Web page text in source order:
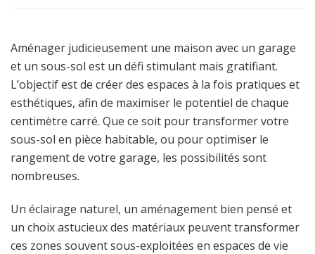
Aménager judicieusement une maison avec un garage
et un sous-sol est un défi stimulant mais gratifiant.
L’objectif est de créer des espaces à la fois pratiques et
esthétiques, afin de maximiser le potentiel de chaque
centimètre carré. Que ce soit pour transformer votre
sous-sol en pièce habitable, ou pour optimiser le
rangement de votre garage, les possibilités sont
nombreuses.
Un éclairage naturel, un aménagement bien pensé et
un choix astucieux des matériaux peuvent transformer
ces zones souvent sous-exploitées en espaces de vie